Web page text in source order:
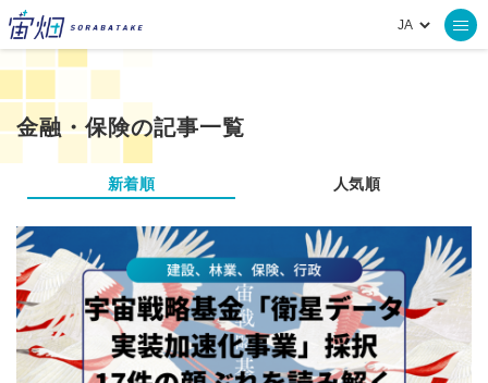
金融・保険の記事一覧
新着順 人気順